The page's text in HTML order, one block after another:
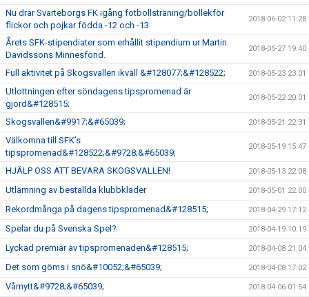
Nu drar Svarteborgs FK igång fotbollsträning/bollekför
flickor och pojkar födda -12 och -13
2018-06-02 11:28
Årets SFK-stipendiater som erhållit stipendium ur Martin
Davidssons Minnesfond.
2018-05-27 19:40
Full aktivitet på Skogsvallen ikväll &#128077;&#128522; 2018-05-23 23:01
Utlottningen efter söndagens tipspromenad är
gjord&#128515;
2018-05-22 20:01
Skogsvallen&#9917;&#65039; 2018-05-21 22:31
Välkomna till SFK’s
tipspromenad&#128522;&#9728;&#65039;
2018-05-19 15:47
HJÄLP OSS ATT BEVARA SKOGSVALLEN! 2018-05-13 22:08
Utlämning av beställda klubbkläder 2018-05-01 22:00
Rekordmånga på dagens tipspromenad&#128515; 2018-04-29 17:12
Spelar du på Svenska Spel? 2018-04-19 10:19
Lyckad premiär av tipspromenaden&#128515; 2018-04-08 21:04
Det som göms i snö&#10052;&#65039; 2018-04-08 17:02
Vårnytt&#9728;&#65039; 2018-04-06 01:54